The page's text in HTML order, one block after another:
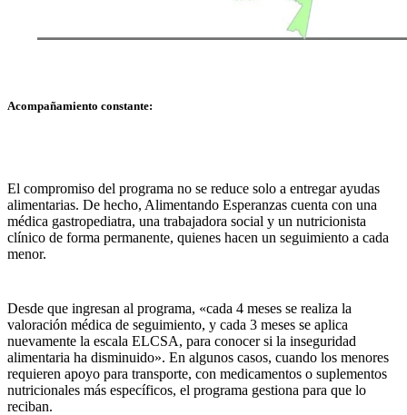
Acompañamiento constante:
El compromiso del programa no se reduce solo a entregar ayudas
alimentarias. De hecho, Alimentando Esperanzas cuenta con una
médica gastropediatra, una trabajadora social y un nutricionista
clínico de forma permanente, quienes hacen un seguimiento a cada
menor.
Desde que ingresan al programa, «cada 4 meses se realiza la
valoración médica de seguimiento, y cada 3 meses se aplica
nuevamente la escala ELCSA, para conocer si la inseguridad
alimentaria ha disminuido». En algunos casos, cuando los menores
requieren apoyo para transporte, con medicamentos o suplementos
nutricionales más específicos, el programa gestiona para que lo
reciban.